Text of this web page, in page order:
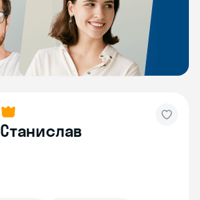
Станислав